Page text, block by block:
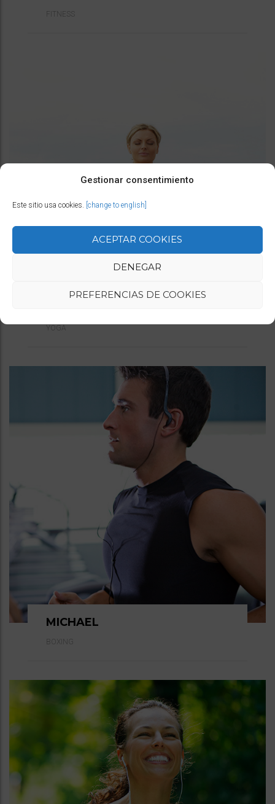
Gestionar consentimiento
Este sitio usa cookies. [change to english]
ACEPTAR COOKIES
DENEGAR
PREFERENCIAS DE COOKIES
YOGA
MICHAEL
BOXING